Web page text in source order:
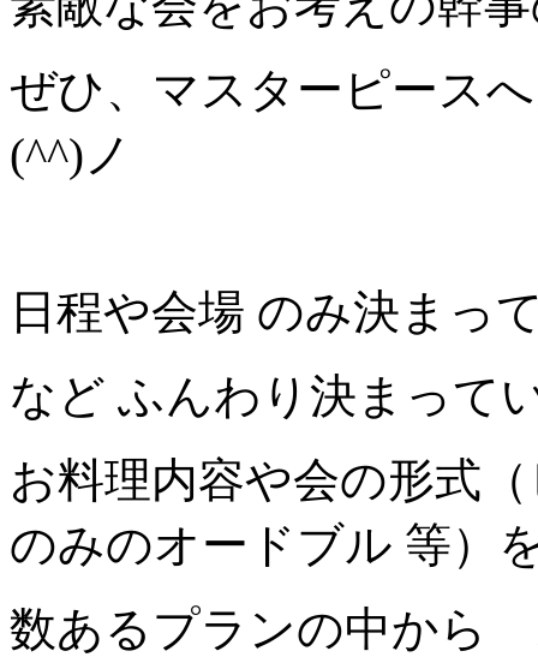
ぜひ、マスターピース
(^^)ノ
日程や会場 のみ決まっ
など ふんわり決まって
お料理内容や会の形式
のみのオードブル 等）
数あるプランの中から